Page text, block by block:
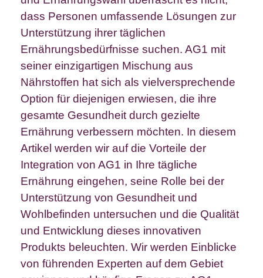
dass Personen umfassende Lösungen zur
Unterstützung ihrer täglichen
Ernährungsbedürfnisse suchen. AG1 mit
seiner einzigartigen Mischung aus
Nährstoffen hat sich als vielversprechende
Option für diejenigen erwiesen, die ihre
gesamte Gesundheit durch gezielte
Ernährung verbessern möchten. In diesem
Artikel werden wir auf die Vorteile der
Integration von AG1 in Ihre tägliche
Ernährung eingehen, seine Rolle bei der
Unterstützung von Gesundheit und
Wohlbefinden untersuchen und die Qualität
und Entwicklung dieses innovativen
Produkts beleuchten. Wir werden Einblicke
von führenden Experten auf dem Gebiet